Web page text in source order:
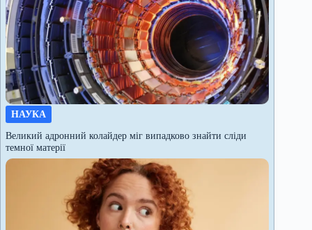
НАУКА
Великий адронний колайдер міг випадково знайти сліди
темної матерії